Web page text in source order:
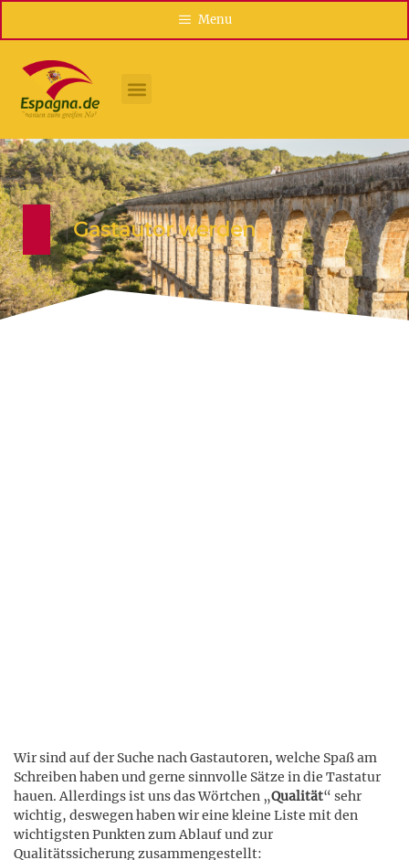
Menu
Gastautor werden
Wir sind auf der Suche nach Gastautoren, welche Spaß am
Schreiben haben und gerne sinnvolle Sätze in die Tastatur
hauen. Allerdings ist uns das Wörtchen „Qualität“ sehr
wichtig, deswegen haben wir eine kleine Liste mit den
wichtigsten Punkten zum Ablauf und zur
Qualitätssicherung zusammengestellt: